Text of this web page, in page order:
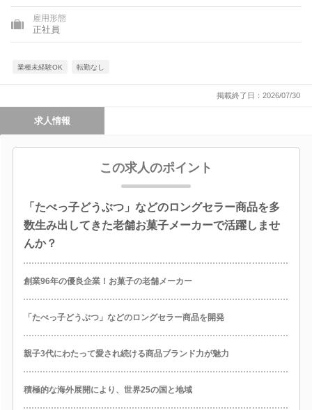
雇用形態
正社員
業種未経験OK 転勤なし
掲載終了日：2026/07/30
求人情報
この求人のポイント
「たべっ子どうぶつ」などのロングセラー商品を多
数生み出してきた老舗お菓子メーカーで活躍しませ
んか？
創業96年の優良企業！お菓子の老舗メーカー
「たべっ子どうぶつ」などのロングセラー商品を開発
親子3代にわたって愛され続ける商品ブランド力が魅力
積極的な海外展開により、世界25の国と地域